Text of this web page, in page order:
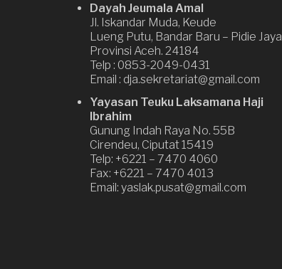
Dayah Jeumala Amal
Jl. Iskandar Muda, Keude
Lueng Putu, Bandar Baru – Pidie Jaya
Provinsi Aceh. 24184
Telp : 0853-2049-0431
Email : dja.sekretariat@gmail.com
Yayasan Teuku Laksamana Haji
Ibrahim
Gunung Indah Raya No. 55B
Cirendeu, Ciputat 15419
Telp: +6221 – 7470 4060
Fax: +6221 – 7470 4013
Email: yaslak.pusat@gmail.com